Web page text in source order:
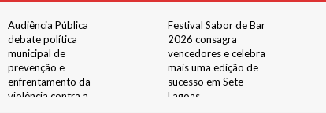
Audiência Pública
debate política
municipal de
prevenção e
enfrentamento da
violência contra a
Festival Sabor de Bar
2026 consagra
vencedores e celebra
mais uma edição de
sucesso em Sete
Lagoas